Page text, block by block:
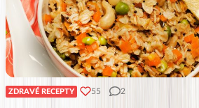
ZDRAVÉ RECEPTY 55 2